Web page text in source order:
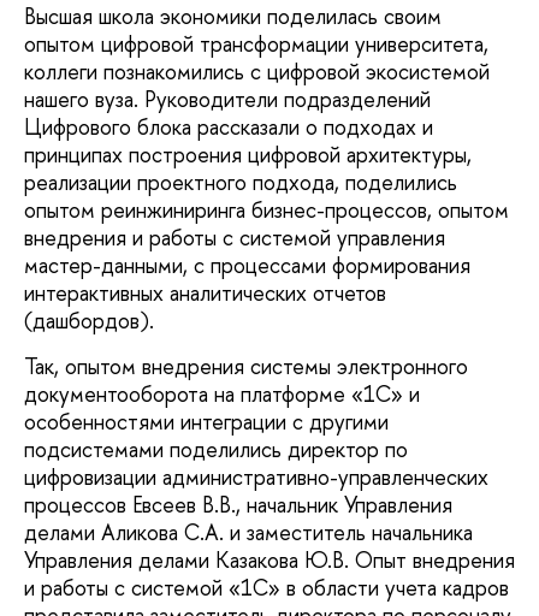
Высшая школа экономики поделилась своим
опытом цифровой трансформации университета,
коллеги познакомились с цифровой экосистемой
нашего вуза. Руководители подразделений
Цифрового блока рассказали о подходах и
принципах построения цифровой архитектуры,
реализации проектного подхода, поделились
опытом реинжиниринга бизнес-процессов, опытом
внедрения и работы с системой управления
мастер-данными, с процессами формирования
интерактивных аналитических отчетов
(дашбордов).
Так, опытом внедрения системы электронного
документооборота на платформе «1С» и
особенностями интеграции с другими
подсистемами поделились директор по
цифровизации административно-управленческих
процессов Евсеев В.В., начальник Управления
делами Аликова С.А. и заместитель начальника
Управления делами Казакова Ю.В. Опыт внедрения
и работы с системой «1С» в области учета кадров